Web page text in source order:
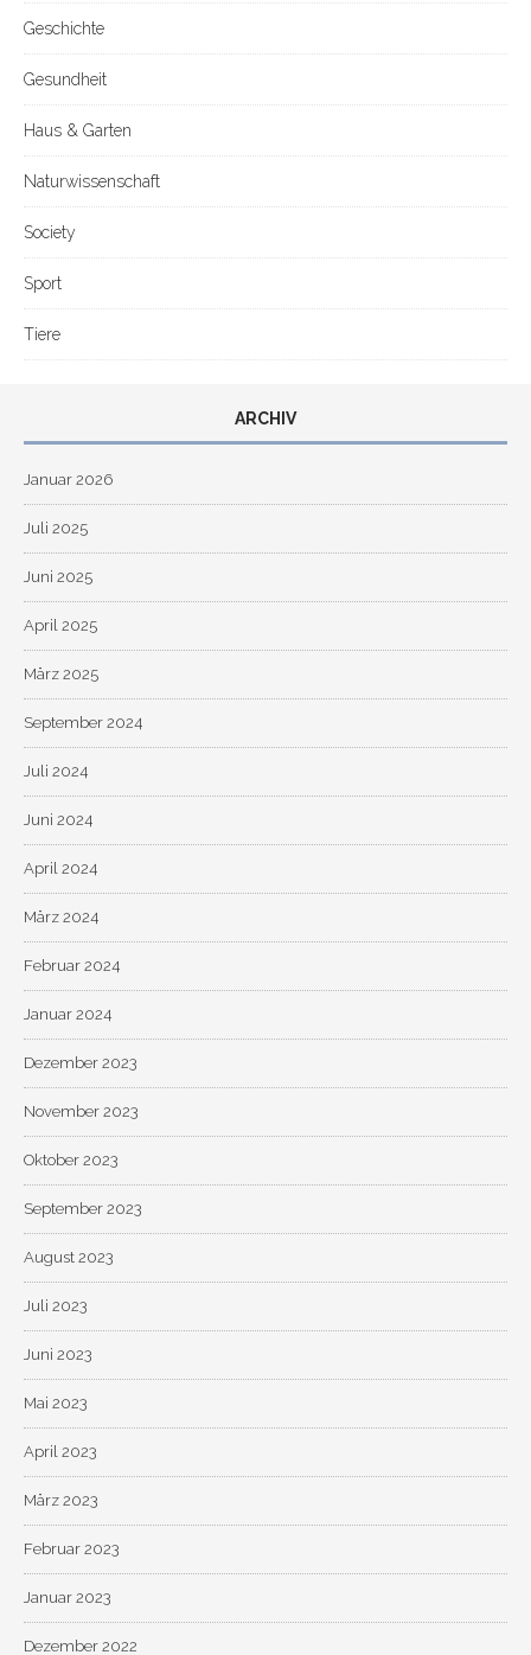
Geschichte
Gesundheit
Haus & Garten
Naturwissenschaft
Society
Sport
Tiere
ARCHIV
Januar 2026
Juli 2025
Juni 2025
April 2025
März 2025
September 2024
Juli 2024
Juni 2024
April 2024
März 2024
Februar 2024
Januar 2024
Dezember 2023
November 2023
Oktober 2023
September 2023
August 2023
Juli 2023
Juni 2023
Mai 2023
April 2023
März 2023
Februar 2023
Januar 2023
Dezember 2022